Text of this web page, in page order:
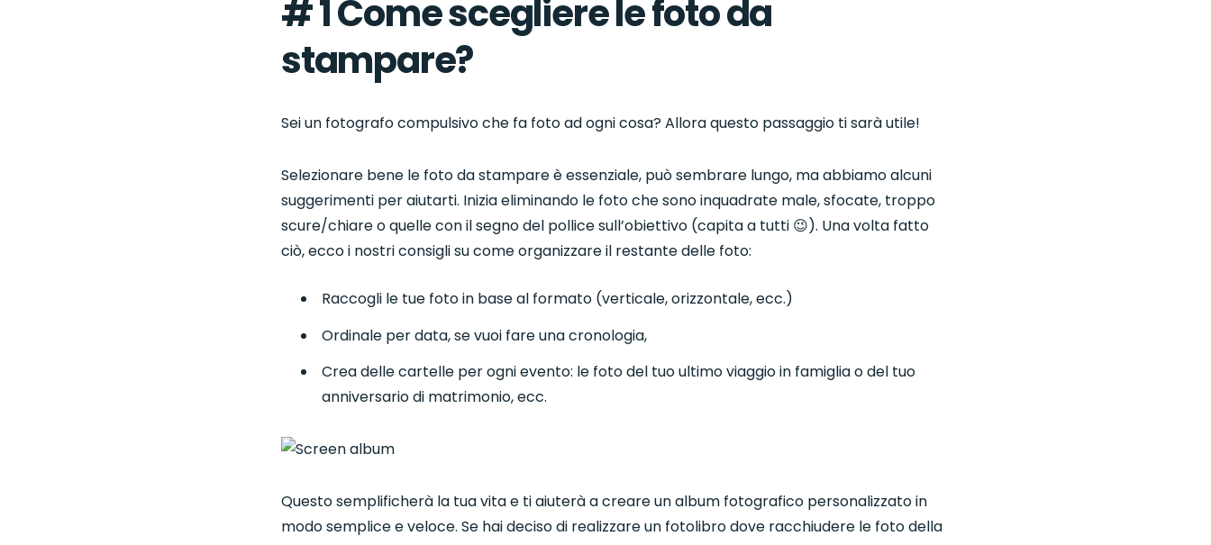
# 1 Come scegliere le foto da
stampare?
Sei un fotografo compulsivo che fa foto ad ogni cosa? Allora questo passaggio ti sarà utile!
Selezionare bene le foto da stampare è essenziale, può sembrare lungo, ma abbiamo alcuni
suggerimenti per aiutarti. Inizia eliminando le foto che sono inquadrate male, sfocate, troppo
scure/chiare o quelle con il segno del pollice sull’obiettivo (capita a tutti 😉). Una volta fatto
ciò, ecco i nostri consigli su come organizzare il restante delle foto:
Raccogli le tue foto in base al formato (verticale, orizzontale, ecc.)
Ordinale per data, se vuoi fare una cronologia,
Crea delle cartelle per ogni evento: le foto del tuo ultimo viaggio in famiglia o del tuo
anniversario di matrimonio, ecc.
Questo semplificherà la tua vita e ti aiuterà a creare un album fotografico personalizzato in
modo semplice e veloce. Se hai deciso di realizzare un fotolibro dove racchiudere le foto della